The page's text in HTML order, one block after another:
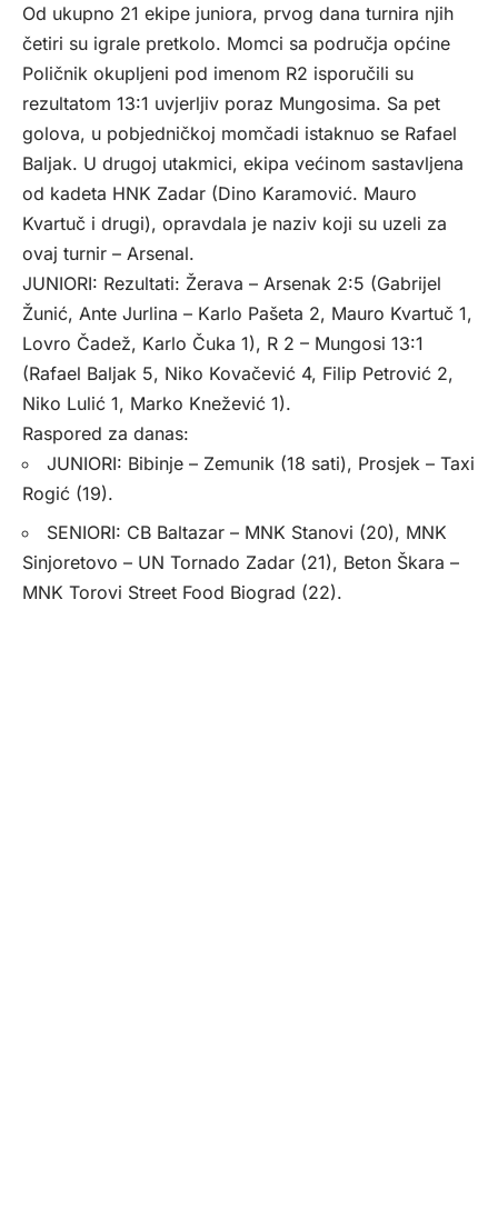
Od ukupno 21 ekipe juniora, prvog dana turnira njih
četiri su igrale pretkolo. Momci sa područja općine
Poličnik okupljeni pod imenom R2 isporučili su
rezultatom 13:1 uvjerljiv poraz Mungosima. Sa pet
golova, u pobjedničkoj momčadi istaknuo se Rafael
Baljak. U drugoj utakmici, ekipa većinom sastavljena
od kadeta HNK Zadar (Dino Karamović. Mauro
Kvartuč i drugi), opravdala je naziv koji su uzeli za
ovaj turnir – Arsenal.
JUNIORI: Rezultati: Žerava – Arsenak 2:5 (Gabrijel
Žunić, Ante Jurlina – Karlo Pašeta 2, Mauro Kvartuč 1,
Lovro Čadež, Karlo Čuka 1), R 2 – Mungosi 13:1
(Rafael Baljak 5, Niko Kovačević 4, Filip Petrović 2,
Niko Lulić 1, Marko Knežević 1).
Raspored za danas:
JUNIORI: Bibinje – Zemunik (18 sati), Prosjek – Taxi
Rogić (19).
SENIORI: CB Baltazar – MNK Stanovi (20), MNK
Sinjoretovo – UN Tornado Zadar (21), Beton Škara –
MNK Torovi Street Food Biograd (22).